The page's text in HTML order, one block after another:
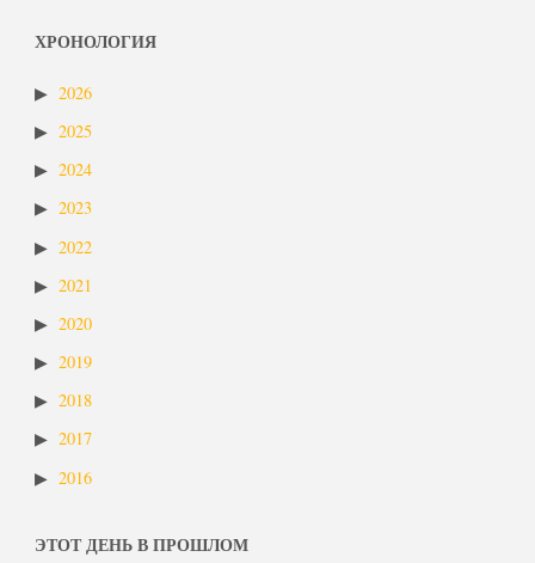
ХРОНОЛОГИЯ
2026
2025
2024
2023
2022
2021
2020
2019
2018
2017
2016
ЭТОТ ДЕНЬ В ПРОШЛОМ